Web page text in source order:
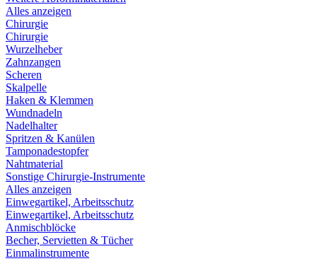
Alles anzeigen
Chirurgie
Chirurgie
Wurzelheber
Zahnzangen
Scheren
Skalpelle
Haken & Klemmen
Wundnadeln
Nadelhalter
Spritzen & Kanülen
Tamponadestopfer
Nahtmaterial
Sonstige Chirurgie-Instrumente
Alles anzeigen
Einwegartikel, Arbeitsschutz
Einwegartikel, Arbeitsschutz
Anmischblöcke
Becher, Servietten & Tücher
Einmalinstrumente